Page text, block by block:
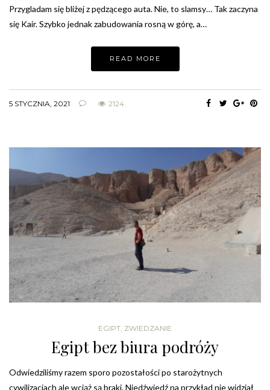
Przygladam się bliżej z pędzącego auta. Nie, to slamsy… Tak zaczyna
się Kair. Szybko jednak zabudowania rosną w górę, a…
READ MORE
5 STYCZNIA, 2021 2124
EGIPT ZWIEDZANIE
Egipt bez biura podróży
Odwiedziliśmy razem sporo pozostałości po starożytnych
cywilizacjach ale wciąż są braki. Niedźwiedź na przykład nie widział